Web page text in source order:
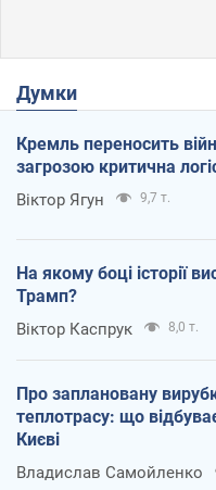
Думки
Кремль переносить
загрозою критична
Віктор Ягун 9,7 т.
На якому боці історії
Трамп?
Віктор Каспрук 8,0 т.
Про заплановану
теплотрасу: що
Києві
Владислав Самойленко